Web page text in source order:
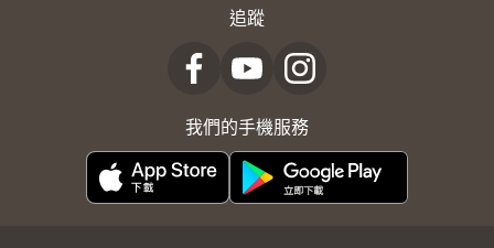
追蹤
我們的手機服務